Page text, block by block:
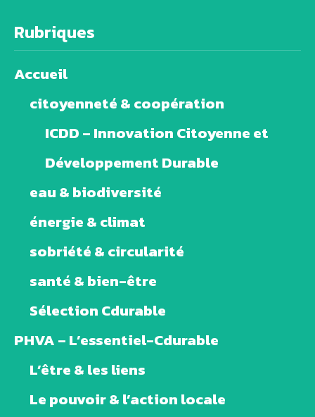
Rubriques
Accueil
citoyenneté & coopération
ICDD – Innovation Citoyenne et
Développement Durable
eau & biodiversité
énergie & climat
sobriété & circularité
santé & bien-être
Sélection Cdurable
PHVA – L’essentiel-Cdurable
L’être & les liens
Le pouvoir & l’action locale